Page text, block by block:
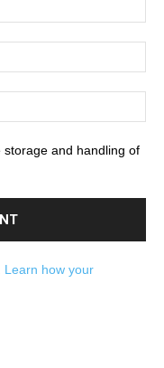
and handling of
Learn how your